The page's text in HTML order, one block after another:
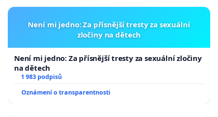
Není mi jedno: Za přísnější tresty za sexuální
zločiny na dětech
Není mi jedno: Za přísnější tresty za sexuální zločiny
na dětech
1 983 podpisů
Oznámení o transparentnosti